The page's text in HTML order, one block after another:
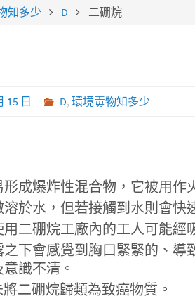
知多少 D 二硼烷
15 日 D, 環境毒物知多少
形成爆炸性混合物，它被用作
於水，但若接觸到水則會快
用二硼烷工廠內的工人可能經
下會感覺到胸口緊緊的、導
識不清。
將二硼烷歸類為致癌物質。